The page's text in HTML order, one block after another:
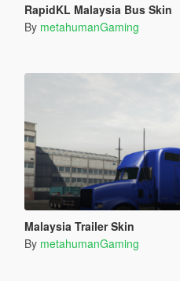
RapidKL Malaysia Bus Skin
By metahumanGaming
Malaysia Trailer Skin
By metahumanGaming